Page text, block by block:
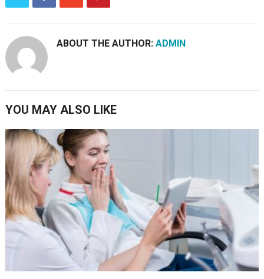
ABOUT THE AUTHOR: ADMIN
YOU MAY ALSO LIKE